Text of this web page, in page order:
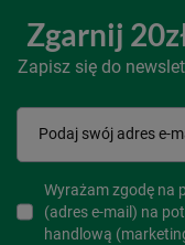
Zgarnij
Zapisz się do
Podaj swój adres e-
Wyrażam zgodę na
(adres e-mail) na
handlową